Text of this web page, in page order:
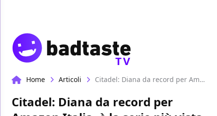
TV
Home Articoli Citadel: Diana da record per Amazon Italia, è la serie più vista al di fuori del territorio nazionale
Citadel: Diana da record per